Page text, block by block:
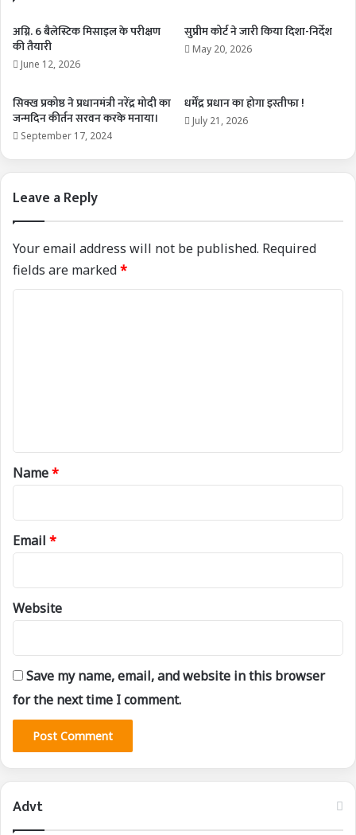
अग्नि. 6 बैलेस्टिक मिसाइल के परीक्षण
की तैयारी
June 12, 2026
सुप्रीम कोर्ट ने जारी किया दिशा-निर्देश
May 20, 2026
सिक्ख प्रकोष्ठ ने प्रधानमंत्री नरेंद्र मोदी का
जन्मदिन कीर्तन सरवन करके मनाया।
September 17, 2024
धर्मेंद्र प्रधान का होगा इस्तीफा !
July 21, 2026
Leave a Reply
Your email address will not be published. Required
fields are marked*
*
Name*
Email *
Website
Save my name, email, and website in this browser
for the next time I comment.
Advt